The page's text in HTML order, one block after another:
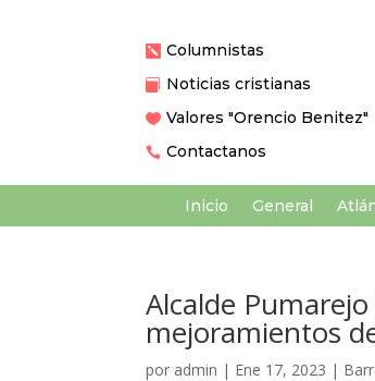
 Columnistas
 Noticias cristianas
 Valores "Orencio Benitez"
 Contactanos
Inicio General
Alcalde
mejoramientos
por admin | Ene 17, 2023 |